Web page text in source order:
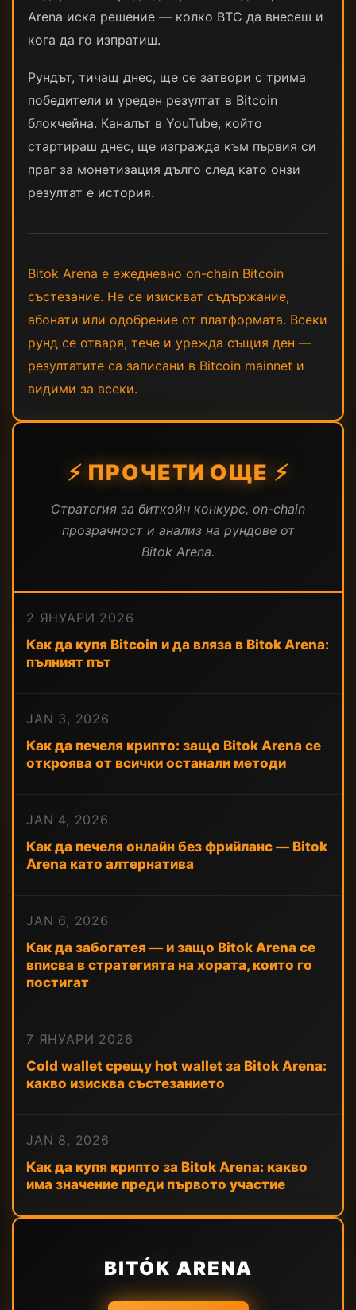
Arena иска решение — колко BTC да внесеш и
кога да го изпратиш.
Рундът, тичащ днес, ще се затвори с трима
победители и уреден резултат в Bitcoin
блокчейна. Каналът в YouTube, който
стартираш днес, ще изгражда към първия си
праг за монетизация дълго след като онзи
резултат е история.
Bitok Arena е ежедневно on-chain Bitcoin
състезание. Не се изискват съдържание,
абонати или одобрение от платформата. Всеки
рунд се отваря, тече и урежда същия ден —
резултатите са записани в Bitcoin mainnet и
видими за всеки.
⚡ ПРОЧЕТИ ОЩЕ ⚡
Стратегия за биткойн конкурс, on-chain
прозрачност и анализ на рундове от
Bitok Arena.
2 ЯНУАРИ 2026
Как да купя Bitcoin и да вляза в Bitok Arena:
пълният път
JAN 3, 2026
Как да печеля крипто: защо Bitok Arena се
откроява от всички останали методи
JAN 4, 2026
Как да печеля онлайн без фрийланс — Bitok
Arena като алтернатива
JAN 6, 2026
Как да забогатея — и защо Bitok Arena се
вписва в стратегията на хората, които го
постигат
7 ЯНУАРИ 2026
Cold wallet срещу hot wallet за Bitok Arena:
какво изисква състезанието
JAN 8, 2026
Как да купя крипто за Bitok Arena: какво
има значение преди първото участие
BITÓK ARENA